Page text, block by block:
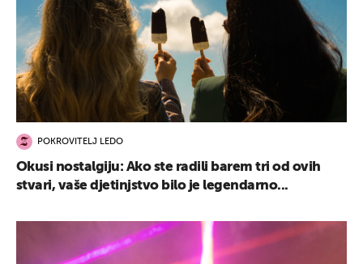
POKROVITELJ LEDO
Okusi nostalgiju: Ako ste radili barem tri od ovih
stvari, vaše djetinjstvo bilo je legendarno...